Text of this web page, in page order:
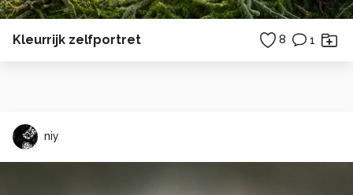
Kleurrijk zelfportret 8 1
niy